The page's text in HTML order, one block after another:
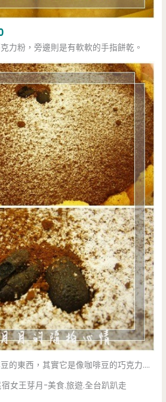
力粉，旁邊則是有軟軟的手指餅乾。
的東西，其實它是像咖啡豆的巧克力….